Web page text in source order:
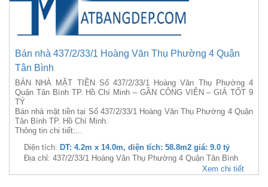
Bán nhà 437/2/33/1 Hoàng Văn Thụ Phường 4 Quận
Tân Bình
BÁN NHÀ MẶT TIỀN Số 437/2/33/1 Hoàng Văn Thụ Phường 4
Quận Tân Bình TP. Hồ Chí Minh – GẦN CÔNG VIÊN – GIÁ TỐT 9
TỶ
Bán nhà mặt tiền tại Số 437/2/33/1 Hoàng Văn Thụ Phường 4 Quận
Tân Bình TP. Hồ Chí Minh.
Thông tin chi tiết:...
Diện tích: DT: 4.2m x 14.0m, diện tích: 58.8m2 giá: 9.0 tỷ
Địa chỉ: 437/2/33/1 Hoàng Văn Thụ Phường 4 Quận Tân Bình
Xem chi tiết